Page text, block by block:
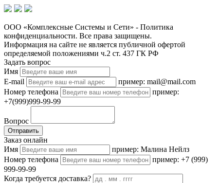
ООО «Комплексные Системы и Сети» - Политика
конфиденциальности. Все права защищены.
Информация на сайте не является публичной офертой
определяемой положениями ч.2 ст. 437 ГК РФ
Задать вопрос
Имя
E-mail
пример: mail@mail.com
Номер телефона
пример:
+7(999)999-99-99
Вопрос
Отправить
Заказ онлайн
Имя
пример: Малина Нейлз
Номер телефона
пример: +7 (999)
999-99-99
Когда требуется доставка?